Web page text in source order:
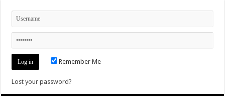
Remember Me
Lost your password?